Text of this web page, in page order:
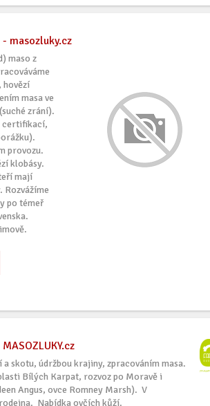
- masozluky.cz
maso z
hovězí
masa ve
zrání).
certifikací,
provozu.
klobásy.
mají
po témeř
a skotu, údržbou krajiny, zpracováním masa.
Bílých Karpat, rozvoz po Moravě i
Angus, ovce Romney Marsh). V
Nabídka ovčích kůží.